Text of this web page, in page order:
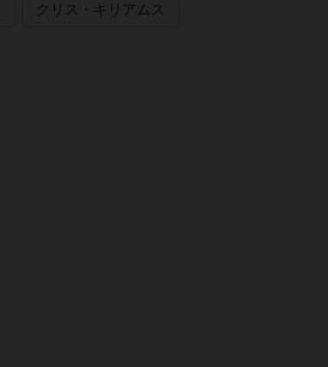
クリス・キリアムス